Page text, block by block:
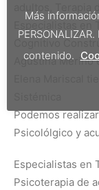
adultos, Terapia
Especialistas en
Cognitivo
Agustina
Elena Mariscal
Podemos
Psicolólgico y
Especialistas en
Psicoterapia de
Más
contenido.